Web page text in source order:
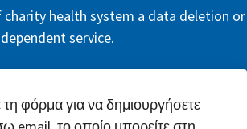
charity health system a data deletion
service.
φόρμα για να δημιουργήσετε